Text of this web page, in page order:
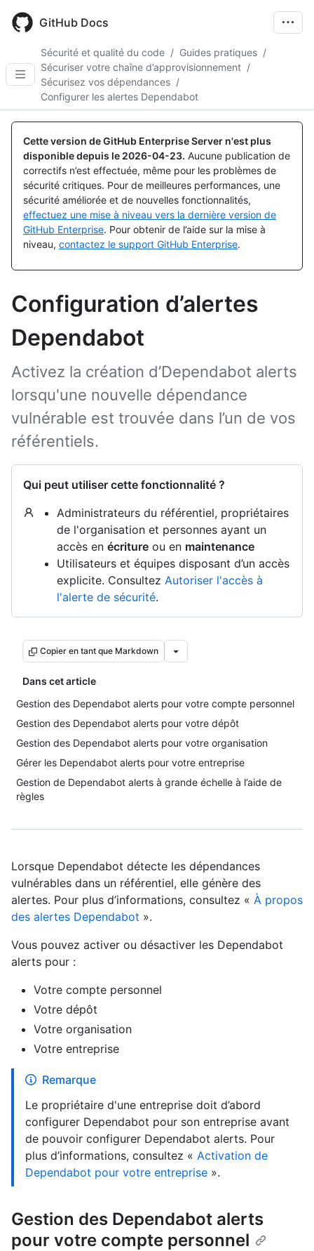
main
GitHub Docs
Sécurité et qualité du code / Guides pratiques /
Sécuriser votre chaîne d’approvisionnement /
Sécurisez vos dépendances /
Configurer les alertes Dependabot
Cette version de GitHub Enterprise Server n'est plus
disponible depuis le 2026-04-23. Aucune publication de
correctifs n’est effectuée, même pour les problèmes de
sécurité critiques. Pour de meilleures performances, une
sécurité améliorée et de nouvelles fonctionnalités,
effectuez une mise à niveau vers la dernière version de
GitHub Enterprise. Pour obtenir de l’aide sur la mise à
niveau, contactez le support GitHub Enterprise.
Configuration d’alertes
Dependabot
Activez la création d’Dependabot alerts
lorsqu'une nouvelle dépendance
vulnérable est trouvée dans l’un de vos
référentiels.
Qui peut utiliser cette fonctionnalité ?
Administrateurs du référentiel, propriétaires
de l'organisation et personnes ayant un
accès en écriture ou en maintenance
Utilisateurs et équipes disposant d’un accès
explicite. Consultez Autoriser l'accès à
l'alerte de sécurité.
Copier en tant que Markdown
Dans cet article
Gestion des Dependabot alerts pour votre compte personnel
Gestion des Dependabot alerts pour votre dépôt
Gestion des Dependabot alerts pour votre organisation
Gérer les Dependabot alerts pour votre entreprise
Gestion de Dependabot alerts à grande échelle à l’aide de
règles
Lorsque Dependabot détecte les dépendances
vulnérables dans un référentiel, elle génère des
alertes. Pour plus d’informations, consultez « À propos
des alertes Dependabot ».
Vous pouvez activer ou désactiver les Dependabot
alerts pour :
Votre compte personnel
Votre dépôt
Votre organisation
Votre entreprise
Remarque
Le propriétaire d'une entreprise doit d’abord
configurer Dependabot pour son entreprise avant
de pouvoir configurer Dependabot alerts. Pour
plus d’informations, consultez « Activation de
Dependabot pour votre entreprise ».
Gestion des Dependabot alerts
pour votre compte personnel